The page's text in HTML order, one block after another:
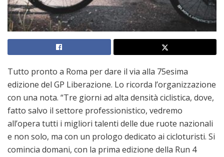
Tutto pronto a Roma per dare il via alla 75esima
edizione del GP Liberazione. Lo ricorda l’organizzazione
con una nota. “Tre giorni ad alta densità ciclistica, dove,
fatto salvo il settore professionistico, vedremo
all’opera tutti i migliori talenti delle due ruote nazionali
e non solo, ma con un prologo dedicato ai cicloturisti. Si
comincia domani, con la prima edizione della Run 4